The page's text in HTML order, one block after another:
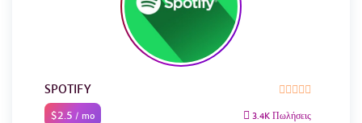
SPOTIFY
$2.5 / mo 3.4K Πωλήσεις